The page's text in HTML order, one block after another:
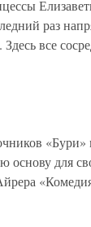
раз
все
основу для